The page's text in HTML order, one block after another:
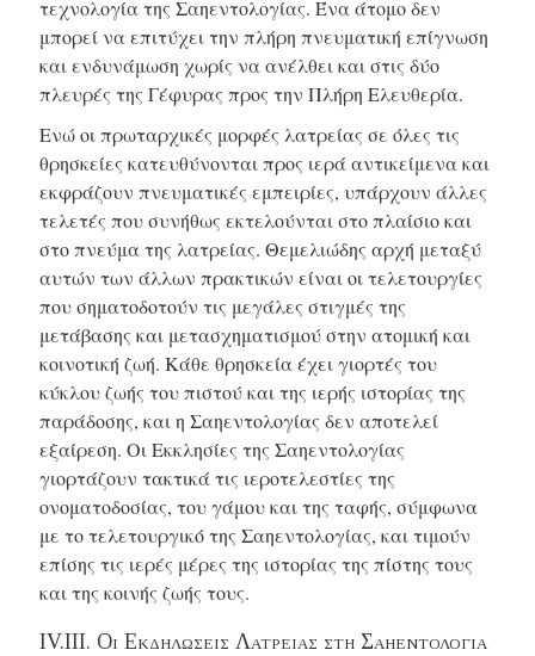
τεχνολογία της Σαηεντολογίας. Ένα άτομο δεν
μπορεί να επιτύχει την πλήρη πνευματική επίγνωση
και ενδυνάμωση χωρίς να ανέλθει και στις δύο
πλευρές της Γέφυρας προς την Πλήρη Ελευθερία.
Ενώ οι πρωταρχικές μορφές λατρείας σε όλες τις
θρησκείες κατευθύνονται προς ιερά αντικείμενα και
εκφράζουν πνευματικές εμπειρίες, υπάρχουν άλλες
τελετές που συνήθως εκτελούνται στο πλαίσιο και
στο πνεύμα της λατρείας. Θεμελιώδης αρχή μεταξύ
αυτών των άλλων πρακτικών είναι οι τελετουργίες
που σηματοδοτούν τις μεγάλες στιγμές της
μετάβασης και μετασχηματισμού στην ατομική και
κοινοτική ζωή. Κάθε θρησκεία έχει γιορτές του
κύκλου ζωής του πιστού και της ιερής ιστορίας της
παράδοσης, και η Σαηεντολογίας δεν αποτελεί
εξαίρεση. Οι Εκκλησίες της Σαηεντολογίας
γιορτάζουν τακτικά τις ιεροτελεστίες της
ονοματοδοσίας, του γάμου και της ταφής, σύμφωνα
με το τελετουργικό της Σαηεντολογίας, και τιμούν
επίσης τις ιερές μέρες της ιστορίας της πίστης τους
και της κοινής ζωής τους.
IV.ΙΙΙ. Οι Εκδηλωσεις Λατρειας στη Σαηεντολογια